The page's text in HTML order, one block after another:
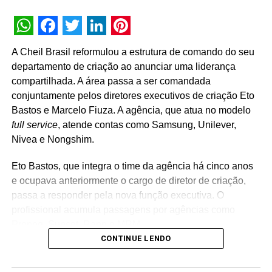
avanços importantes como o Relatório Anual de
Sustentabilidade, que acaba de ser publicado na versão
2021.
“Assumir um compromisso público com a
sustentabilidade exige transparência e comprometimento.
Ao definir as ações que irão nortear a atuação de uma
empresa para ir além do lucro é necessário refletir sobre
qual é o propósito maior, quem pode contribuir com esta
prazo”, destaca o executivo.
Outra grande ação de impacto não só para a Vedacit, mas
impermeabilização, direcionado para construtechs e
proptechs, o Vedacit Labs.
WhatsApp
Facebook
Twitter
LinkedIn
Pinterest
A Cheil Brasil reformulou a estrutura de comando do seu
departamento de criação ao anunciar uma liderança
compartilhada. A área passa a ser comandada
conjuntamente pelos diretores executivos de criação Eto
Bastos e Marcelo Fiuza. A agência, que atua no modelo
full service, atende contas como Samsung, Unilever,
Nivea e Nongshim.
Eto Bastos, que integra o time da agência há cinco anos
e ocupava anteriormente o cargo de diretor de criação,
passa a responder pela nova função executiva. O
Já Marcelo Fiuza retorna à Cheil Brasil para assumir o
posto de co-líder criativo, após ter integrado a equipe da
CONTINUE LENDO